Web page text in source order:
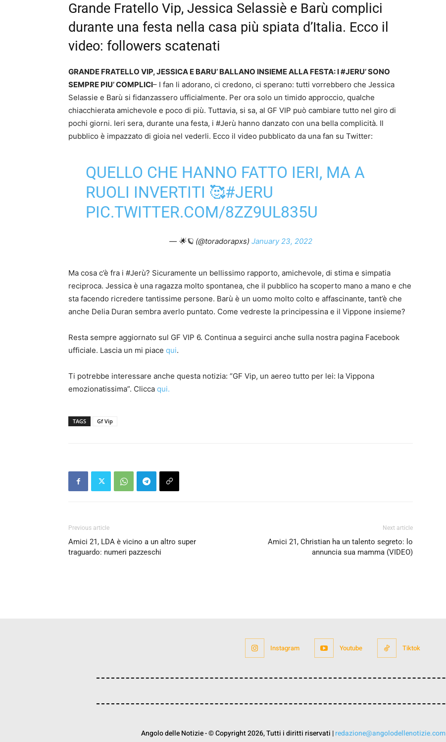
Grande Fratello Vip, Jessica Selassiè e Barù complici
durante una festa nella casa più spiata d’Italia. Ecco il
video: followers scatenati
GRANDE FRATELLO VIP, JESSICA E BARU’ BALLANO INSIEME ALLA FESTA: I #JERU’ SONO
SEMPRE PIU’ COMPLICI– I fan li adorano, ci credono, ci sperano: tutti vorrebbero che Jessica
Selassie e Barù si fidanzassero ufficialmente. Per ora solo un timido approccio, qualche
chiacchierata amichevole e poco di più. Tuttavia, si sa, al GF VIP può cambiare tutto nel giro di
pochi giorni. Ieri sera, durante una festa, i #Jerù hanno danzato con una bella complicità. Il
pubblico è impazzato di gioia nel vederli. Ecco il video pubblicato da una fan su Twitter:
QUELLO CHE HANNO FATTO IERI, MA A
RUOLI INVERTITI 🥰#JERU
PIC.TWITTER.COM/8ZZ9UL835U
— 🌟🪐 (@toradorapxs) January 23, 2022
Ma cosa c’è fra i #Jerù? Sicuramente un bellissimo rapporto, amichevole, di stima e simpatia
reciproca. Jessica è una ragazza molto spontanea, che il pubblico ha scoperto mano a mano e che
sta facendo ricredere tantissime persone. Barù è un uomo molto colto e affascinante, tant’è che
anche Delia Duran sembra averlo puntato. Come vedreste la principessina e il Vippone insieme?
Resta sempre aggiornato sul GF VIP 6. Continua a seguirci anche sulla nostra pagina Facebook
ufficiale. Lascia un mi piace qui.
Ti potrebbe interessare anche questa notizia: “GF Vip, un aereo tutto per lei: la Vippona
emozionatissima”. Clicca qui.
TAGS Gf Vip
Previous article
Amici 21, LDA è vicino a un altro super
traguardo: numeri pazzeschi
Next article
Amici 21, Christian ha un talento segreto: lo
annuncia sua mamma (VIDEO)
Instagram Youtube Tiktok
Angolo delle Notizie - © Copyright 2026, Tutti i diritti riservati |redazione@angolodellenotizie.com